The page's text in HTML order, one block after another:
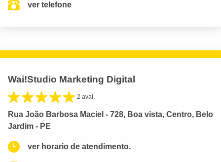
ver telefone
Wai!Studio Marketing Digital
2 aval.
Rua João Barbosa Maciel - 728, Boa vista, Centro, Belo
Jardim - PE
ver horario de atendimento.